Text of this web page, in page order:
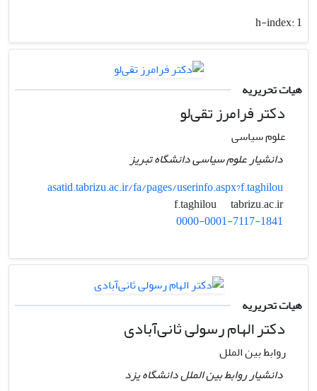
h-index:1
هیات تحریریه
دکتر فرامرز تقی‌لو
علوم سیاسی
دانشیار علوم سیاسی دانشگاه تبریز
asatid.tabrizu.ac.ir/fa/pages/userinfo.aspx?f.taghilou
f.taghilou
tabrizu.ac.ir
0000-0001-7117-1841
هیات تحریریه
دکتر الهام رسولی ثانی‌آبادی
روابط بین الملل
دانشیار روابط بین الملل دانشگاه یزد